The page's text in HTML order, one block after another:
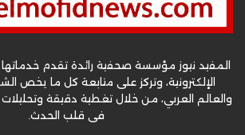
المفيد نيوز مؤسسة صحفية رائدة تقدم خدماتها
الإلكترونية، وتركز على متابعة كل ما يخص
والعالم العربي، من خلال تغطية دقيقة
في قلب الحدث.